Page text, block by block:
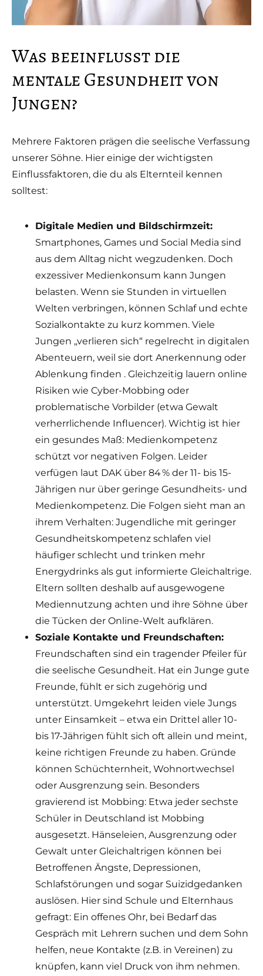
Was beeinflusst die
mentale Gesundheit von
Jungen?
Mehrere Faktoren prägen die seelische Verfassung
unserer Söhne. Hier einige der wichtigsten
Einflussfaktoren, die du als Elternteil kennen
solltest:
Digitale Medien und Bildschirmzeit:
Smartphones, Games und Social Media sind
aus dem Alltag nicht wegzudenken. Doch
exzessiver Medienkonsum kann Jungen
belasten. Wenn sie Stunden in virtuellen
Welten verbringen, können Schlaf und echte
Sozialkontakte zu kurz kommen. Viele
Jungen „verlieren sich“ regelrecht in digitalen
Abenteuern, weil sie dort Anerkennung oder
Ablenkung finden . Gleichzeitig lauern online
Risiken wie Cyber-Mobbing oder
problematische Vorbilder (etwa Gewalt
verherrlichende Influencer). Wichtig ist hier
ein gesundes Maß: Medienkompetenz
schützt vor negativen Folgen. Leider
verfügen laut DAK über 84 % der 11- bis 15-
Jährigen nur über geringe Gesundheits- und
Medienkompetenz. Die Folgen sieht man an
ihrem Verhalten: Jugendliche mit geringer
Gesundheitskompetenz schlafen viel
häufiger schlecht und trinken mehr
Energydrinks als gut informierte Gleichaltrige.
Eltern sollten deshalb auf ausgewogene
Mediennutzung achten und ihre Söhne über
die Tücken der Online-Welt aufklären.
Soziale Kontakte und Freundschaften:
Freundschaften sind ein tragender Pfeiler für
die seelische Gesundheit. Hat ein Junge gute
Freunde, fühlt er sich zugehörig und
unterstützt. Umgekehrt leiden viele Jungs
unter Einsamkeit – etwa ein Drittel aller 10-
bis 17-Jährigen fühlt sich oft allein und meint,
keine richtigen Freunde zu haben. Gründe
können Schüchternheit, Wohnortwechsel
oder Ausgrenzung sein. Besonders
gravierend ist Mobbing: Etwa jeder sechste
Schüler in Deutschland ist Mobbing
ausgesetzt. Hänseleien, Ausgrenzung oder
Gewalt unter Gleichaltrigen können bei
Betroffenen Ängste, Depressionen,
Schlafstörungen und sogar Suizidgedanken
auslösen. Hier sind Schule und Elternhaus
gefragt: Ein offenes Ohr, bei Bedarf das
Gespräch mit Lehrern suchen und dem Sohn
helfen, neue Kontakte (z.B. in Vereinen) zu
knüpfen, kann viel Druck von ihm nehmen.